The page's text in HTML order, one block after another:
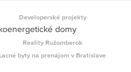
Developerské projekty
domy
Reality Ružomberok
byty na prenájom v Bratislave